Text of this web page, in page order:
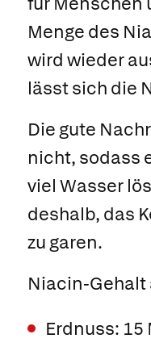
Menge des
wird wieder
lässt sich die
Die gute
nicht, sodass
viel Wasser
deshalb, das
zu garen.
Niacin-
Erdnuss: